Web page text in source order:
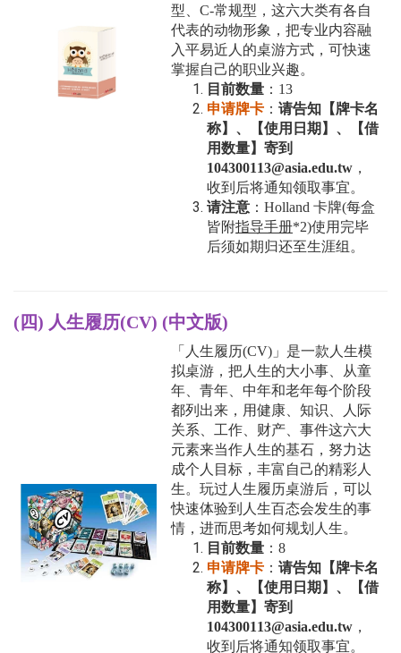
型、C-常规型，这六大类有各自
代表的动物形象 ，把专业内容融
入平易近人的桌游方式，可快速
掌握自己的职业兴趣。
目前数量 ：13
申请牌卡 ： 请告知【牌卡名
称】、【使用日期】、【借
用数量】 寄到
104300113@asia.edu.tw ，
收到后将通知领取事宜。
请注意 ： Holland 卡牌(每盒
皆附指导手册*2)使用完毕
后须如期归还至生涯组。
(四) 人生履历(CV) (中文版)
「人生履历(CV)」是一款人生模
拟桌游，把人生的大小事、从童
年、青年、中年和老年每个阶段
都列出来，用健康、知识、人际
关系、工作、财产、事件这六大
元素来当作人生的基石，努力达
成个人目标，丰富自己的精彩人
生。玩过人生履历桌游后，可以
快速体验到人生百态会发生的事
情，进而思考如何规划人生。
目前数量 ：8
申请牌卡 ： 请告知【牌卡名
称】、【使用日期】、【借
用数量】 寄到
104300113@asia.edu.tw ，
收到后将通知领取事宜。